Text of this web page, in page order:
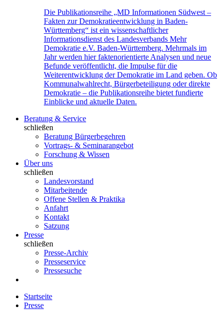
Die Publikationsreihe „MD Informationen Südwest –
Fakten zur Demokratieentwicklung in Baden-
Württemberg“ ist ein wissenschaftlicher
Informationsdienst des Landesverbands Mehr
Demokratie e.V. Baden-Württemberg. Mehrmals im
Jahr werden hier faktenorientierte Analysen und neue
Befunde veröffentlicht, die Impulse für die
Weiterentwicklung der Demokratie im Land geben. Ob
Kommunalwahlrecht, Bürgerbeteiligung oder direkte
Demokratie – die Publikationsreihe bietet fundierte
Einblicke und aktuelle Daten.
Beratung & Service
schließen
Beratung Bürgerbegehren
Vortrags- & Seminarangebot
Forschung & Wissen
Über uns
schließen
Landesvorstand
Mitarbeitende
Offene Stellen & Praktika
Anfahrt
Kontakt
Satzung
Presse
schließen
Presse-Archiv
Presseservice
Pressesuche
Startseite
Presse